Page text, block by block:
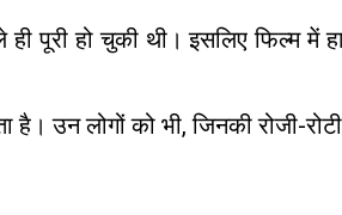
पूरी हो चुकी थी। इसलिए फिल्म में
उन लोगों को भी, जिनकी रोजी-